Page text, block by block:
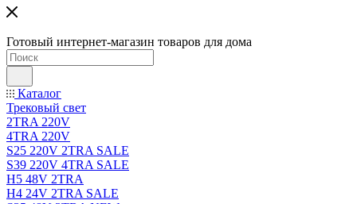
Готовый интернет-магазин товаров для дома
Каталог
Трековый свет
2TRA 220V
4TRA 220V
S25 220V 2TRA SALE
S39 220V 4TRA SALE
H5 48V 2TRA
H4 24V 2TRA SALE